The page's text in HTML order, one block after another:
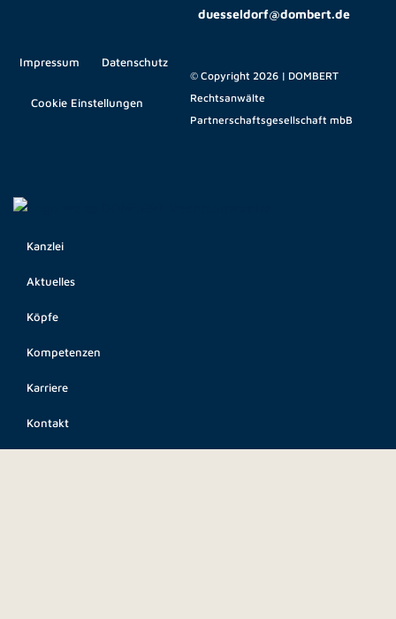
duesseldorf@dombert.de
Impressum Datenschutz
Cookie Einstellungen
© Copyright 2026 | DOMBERT
Rechtsanwälte
Partnerschaftsgesellschaft mbB
Kanzlei
Aktuelles
Köpfe
Kompetenzen
Karriere
Kontakt